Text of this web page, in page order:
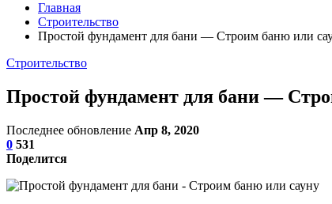
Главная
Строительство
Простой фундамент для бани — Строим баню или
Строительство
Простой фундамент для бани —
Последнее обновление Апр 8, 2020
0 531
Поделится